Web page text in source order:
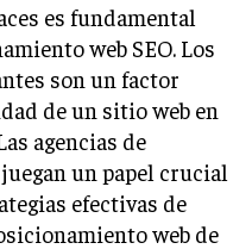
es fundamental
web SEO. Los
son un factor
de un sitio web en
agencias de
un papel crucial
efectivas de
web de